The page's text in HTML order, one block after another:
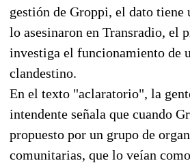
gestión de Groppi, el dato
lo asesinaron en Transradio, el
investiga el funcionamiento de
clandestino.
En el texto "aclaratorio", la
intendente señala que cuando
propuesto por un grupo de
comunitarias, que lo veían